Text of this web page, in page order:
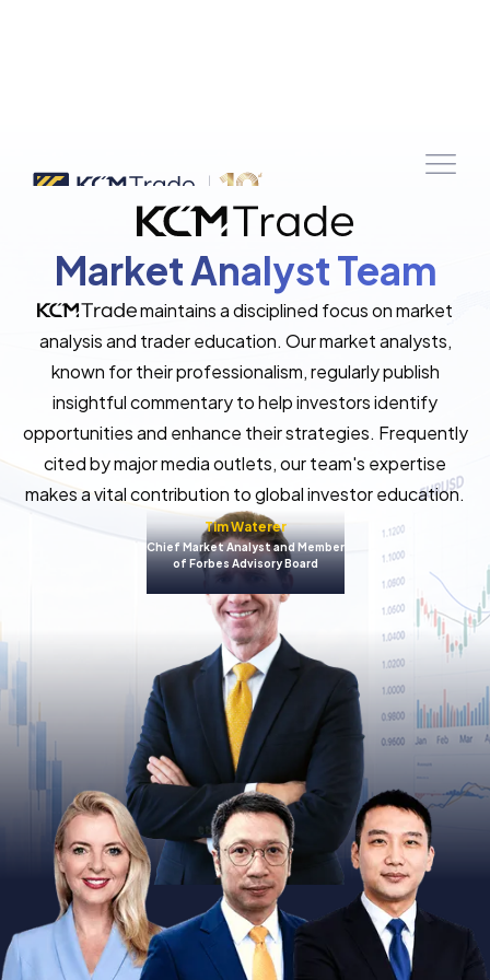
Market Analyst Team
maintains a disciplined focus on market
analysis and trader education. Our market analysts,
known for their professionalism, regularly publish
insightful commentary to help investors identify
opportunities and enhance their strategies. Frequently
cited by major media outlets, our team's expertise
makes a vital contribution to global investor education.
Tim Waterer
Chief Market Analyst and Member
of Forbes Advisory Board